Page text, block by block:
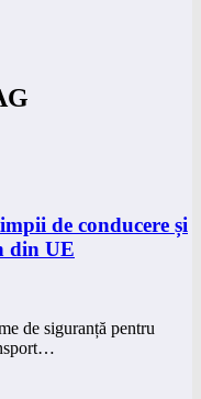
de conducere și
din UE
de siguranță pentru